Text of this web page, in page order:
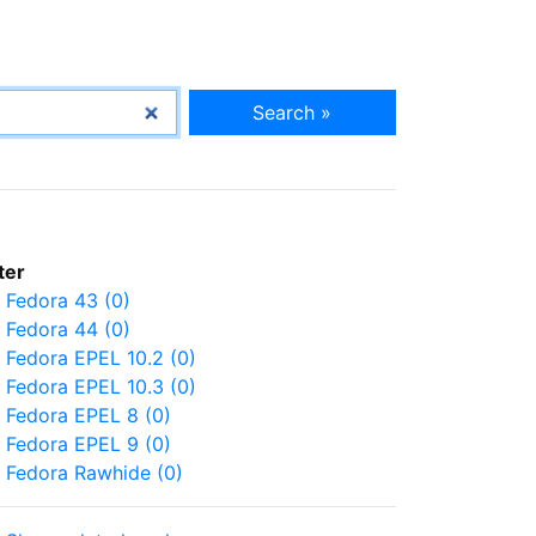
Search »
Fedora 43 (0)
Fedora 44 (0)
Fedora EPEL 10.2 (0)
Fedora EPEL 10.3 (0)
Fedora EPEL 8 (0)
Fedora EPEL 9 (0)
Fedora Rawhide (0)